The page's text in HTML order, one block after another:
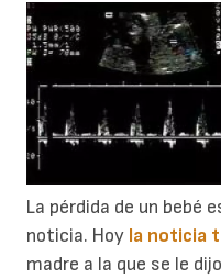
La pérdida de un bebé
noticia. Hoy la noticia
madre a la que se le